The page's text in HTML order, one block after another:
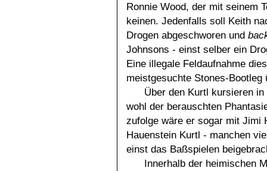
Ronnie Wood, der mit seinem
keinen. Jedenfalls soll Keith
Drogen abgeschworen und
Johnsons - einst selber ein
Eine illegale Feldaufnahme
meistgesuchte Stones-Bootleg
Über den Kurtl kursieren
wohl der berauschten
zufolge wäre er sogar mit Jimi
Hauenstein Kurtl - manchen
einst das Baßspielen
Innerhalb der heimischen